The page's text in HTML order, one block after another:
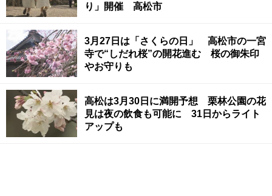
り」開催 高松市
3月27日は「さくらの日」 高松市の一宮
寺で“しだれ桜”の開花進む 桜の御朱印
やお守りも
高松は3月30日に満開予想 栗林公園の花
見は夜の飲食も可能に 31日からライト
アップも